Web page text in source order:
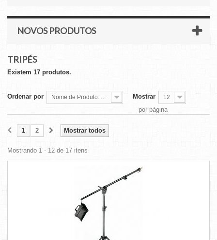
NOVOS PRODUTOS
TRIPÉS
Existem 17 produtos.
Ordenar por Nome de Produto: A a Z Mostrar 12
por página
Mostrar todos
1 2
Mostrando 1 - 12 de 17 itens